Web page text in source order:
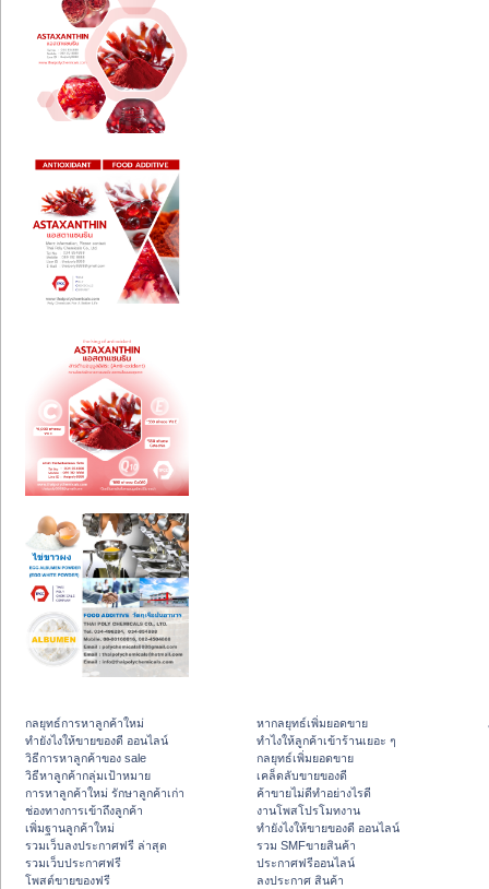
กลยุทธ์การหาลูกค้าใหม่
ทํายังไงให้ขายของดี ออนไลน์
วิธีการหาลูกค้าของ sale
วิธีหาลูกค้ากลุ่มเป้าหมาย
การหาลูกค้าใหม่ รักษาลูกค้าเก่า
ช่องทางการเข้าถึงลูกค้า
เพิ่มฐานลูกค้าใหม่
รวมเว็บลงประกาศฟรี ล่าสุด
รวมเว็บประกาศฟรี
โพสต์ขายของฟรี
หากลยุทธ์เพิ่มยอดขาย
ทําไงให้ลูกค้าเข้าร้านเยอะ ๆ
กลยุทธ์เพิ่มยอดขาย
เคล็ดลับขายของดี
ค้าขายไม่ดีทำอย่างไรดี
งานโพสโปรโมทงาน
ทํายังไงให้ขายของดี ออนไลน์
รวม SMFขายสินค้า
ประกาศฟรีออนไลน์
ลงประกาศ สินค้า